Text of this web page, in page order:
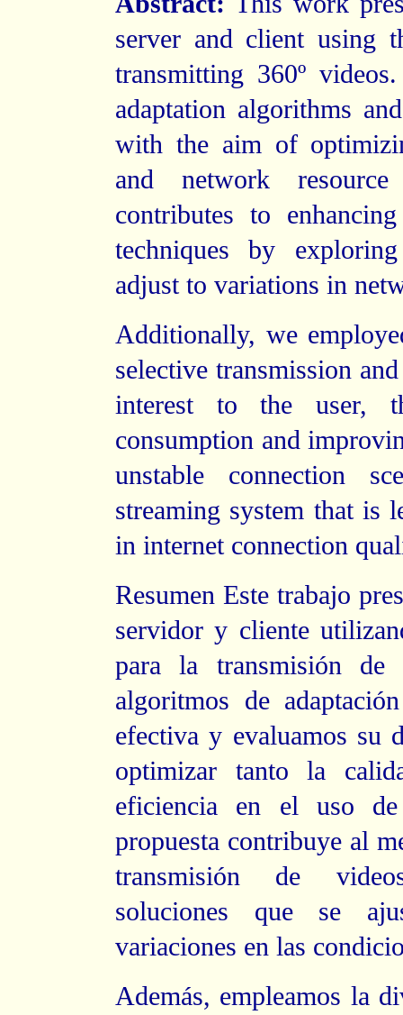
server and client using
transmitting 360º
adaptation algorithms
with the aim of
and network
contributes to
techniques by
adjust to variations in
Additionally, we
selective transmission
interest to the user,
consumption and
unstable connection
streaming system that is
in internet connection
Resumen Este trabajo
servidor y cliente
para la transmisión de
algoritmos de
efectiva y evaluamos su
optimizar tanto la
eficiencia en el uso
propuesta contribuye al
transmisión de
soluciones que se
variaciones en las
Además, empleamos la